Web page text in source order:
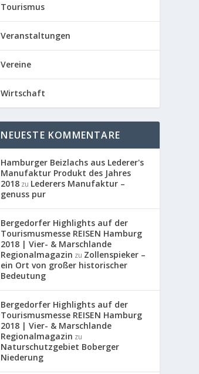
Tourismus
Veranstaltungen
Vereine
Wirtschaft
NEUESTE KOMMENTARE
Hamburger Beizlachs aus Lederer's
Manufaktur Produkt des Jahres
2018 zu Lederers Manufaktur –
genuss pur
Bergedorfer Highlights auf der
Tourismusmesse REISEN Hamburg
2018 | Vier- & Marschlande
Regionalmagazin zu Zollenspieker –
ein Ort von großer historischer
Bedeutung
Bergedorfer Highlights auf der
Tourismusmesse REISEN Hamburg
2018 | Vier- & Marschlande
Regionalmagazin zu
Naturschutzgebiet Boberger
Niederung